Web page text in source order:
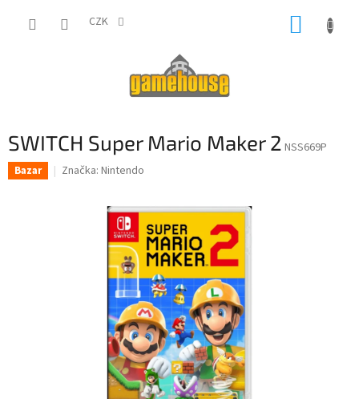
CZK
SWITCH Super Mario Maker 2 NSS669P
Bazar Značka: Nintendo